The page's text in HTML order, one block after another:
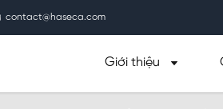
contact@haseca.com
Giới thiệu